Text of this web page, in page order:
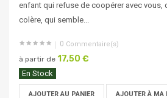
enfant qui refuse de coopérer avec vous,
colère, qui semble...
0 Commentaire(s)
à partir de 17,50 €
En Stock
AJOUTER AU PANIER AJOUTER À MA